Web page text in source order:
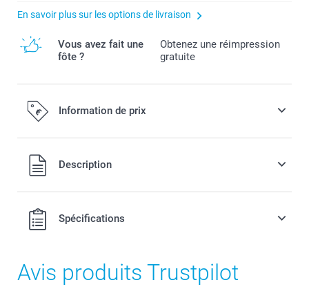
En savoir plus sur les options de livraison
Vous avez fait une
fôte ?
Obtenez une réimpression
gratuite
Information de prix
Tous les prix sont en EURO (€), TVA incluse et hors frais de
port.
Description
Spécifications
Avis produits Trustpilot